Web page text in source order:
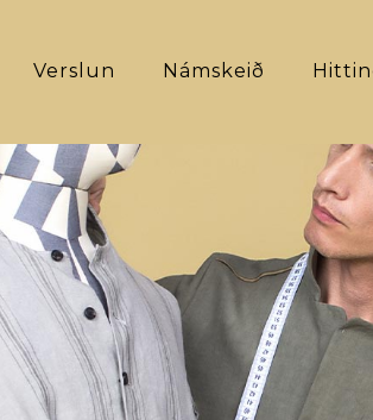
Verslun Námskeið